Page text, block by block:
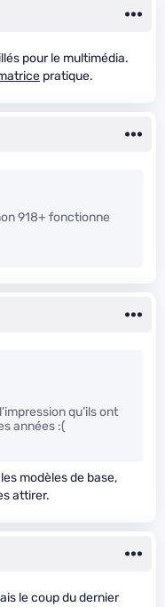
pour le multimédia.
pratique.
918+ fonctionne
qu’ils ont
années :(
modèles de base,
attirer.
le coup du dernier